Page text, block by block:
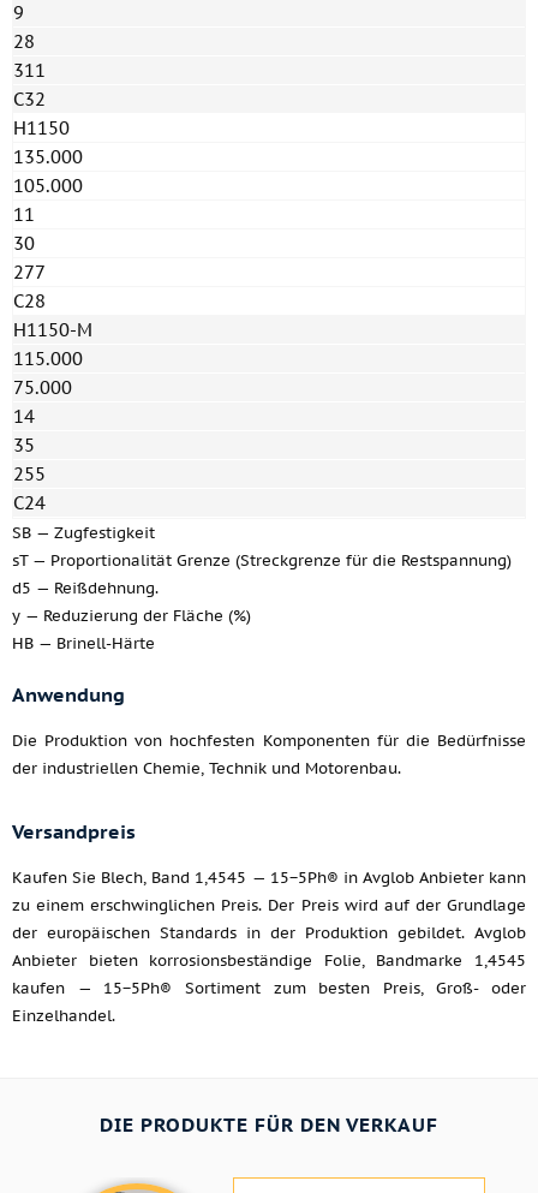
9
28
311
C32
H1150
135.000
105.000
11
30
277
C28
H1150-M
115.000
75.000
14
35
255
C24
SB — Zugfestigkeit
sT — Proportionalität Grenze (Streckgrenze für die Restspannung)
d5 — Reißdehnung.
y — Reduzierung der Fläche (%)
HB — Brinell-Härte
Anwendung
Die Produktion von hochfesten Komponenten für die Bedürfnisse
der industriellen Chemie, Technik und Motorenbau.
Versandpreis
Kaufen Sie Blech, Band 1,4545 — 15−5Ph® in Avglob Anbieter kann
zu einem erschwinglichen Preis. Der Preis wird auf der Grundlage
der europäischen Standards in der Produktion gebildet. Avglob
Anbieter bieten korrosionsbeständige Folie, Bandmarke 1,4545
kaufen — 15−5Ph® Sortiment zum besten Preis, Groß- oder
Einzelhandel.
DIE PRODUKTE FÜR DEN VERKAUF